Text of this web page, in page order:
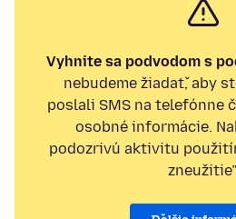
Vyhnite sa podvodom s
nebudeme žiadať, aby
poslali SMS na telefónne
osobné informácie.
podozrivú aktivitu